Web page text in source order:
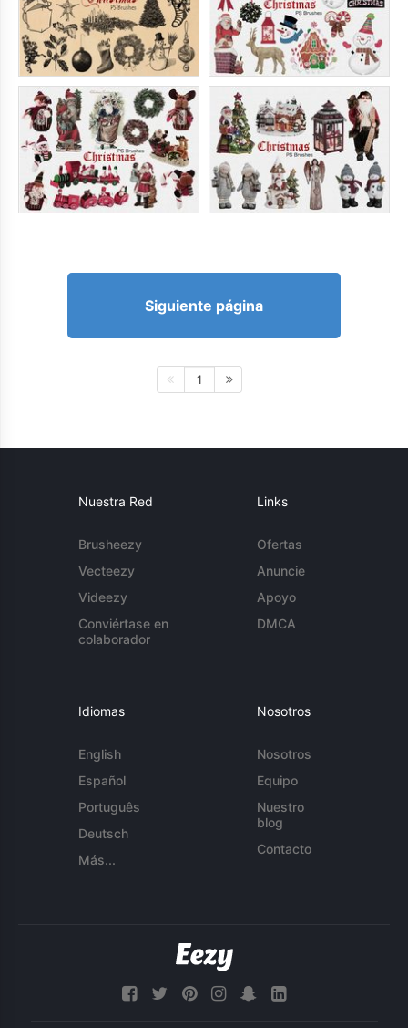
Siguiente página
1
Nuestra Red
Brusheezy
Vecteezy
Videezy
Conviértase en
colaborador
Links
Ofertas
Anuncie
Apoyo
DMCA
Idiomas
English
Español
Português
Deutsch
Más...
Nosotros
Nosotros
Equipo
Nuestro
blog
Contacto